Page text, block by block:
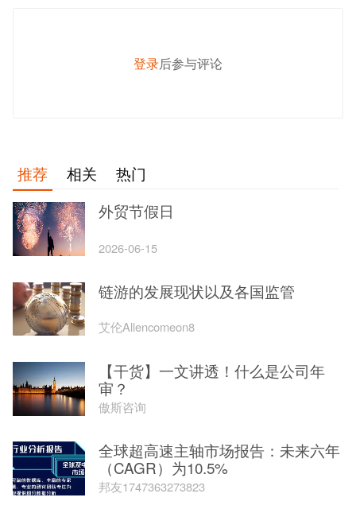
登录后参与评论
推荐 相关
热门
外贸节假日
2026-06-15
链游的发展现状以及各国监管
艾伦Allencomeon8
【干货】一文讲透！什么是公司年
审？
傲斯咨询
全球超高速主轴市场报告：未来六年
（CAGR）为10.5%
邦友1747363273823